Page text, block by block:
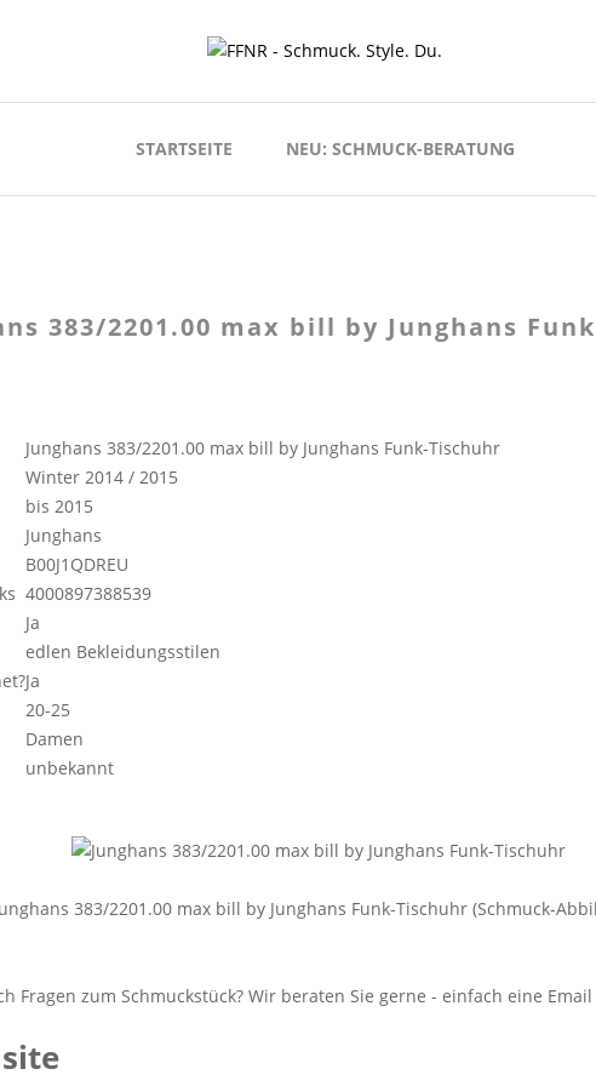
STARTSEITE NEU: SCHMUCK-BERATUNG
383/2201.00 max bill by Junghans
Junghans 383/2201.00 max bill by Junghans Funk-Tischuhr
Winter 2014 / 2015
bis 2015
Junghans
B00J1QDREU
4000897388539
Ja
edlen Bekleidungsstilen
Ja
20-25
Damen
unbekannt
383/2201.00 max bill by Junghans Funk-Tischuhr (Schmuck-